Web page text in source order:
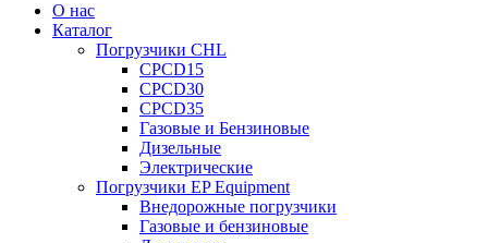
О нас
Каталог
Погрузчики CHL
CPCD15
CPCD30
CPCD35
Газовые и Бензиновые
Дизельные
Электрические
Погрузчики EP Equipment
Внедорожные погрузчики
Газовые и бензиновые